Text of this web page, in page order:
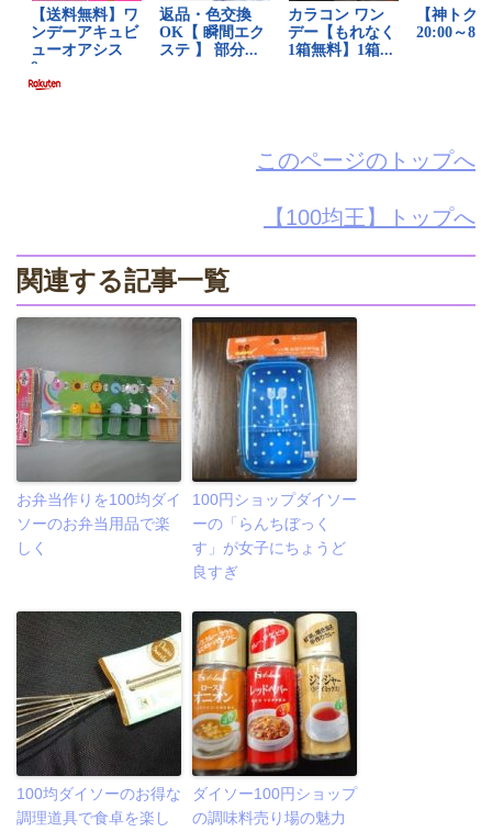
このページのトップへ
【100均王】トップへ
関連する記事一覧
お弁当作りを100均ダイ
ソーのお弁当用品で楽
しく
100円ショップダイソー
ーの「らんちぼっく
す」が女子にちょうど
良すぎ
100均ダイソーのお得な
調理道具で食卓を楽し
ダイソー100円ショップ
の調味料売り場の魅力